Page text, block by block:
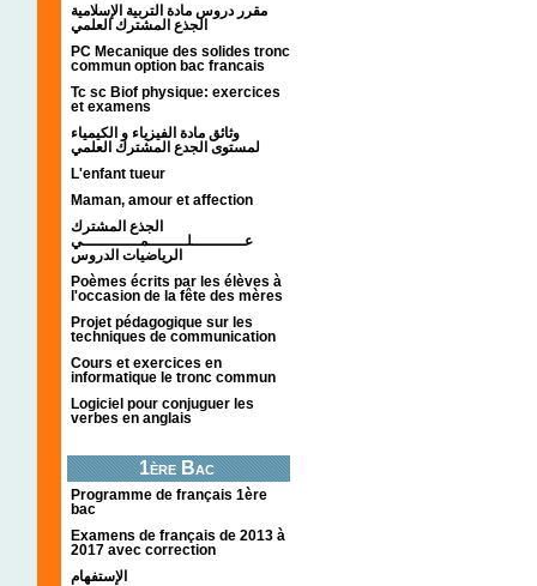
مقرر دروس مادة التربية الإسلامية
الجذع المشترك العلمي
PC Mecanique des solides tronc
commun option bac francais
Tc sc Biof physique: exercices
et examens
وثائق مادة الفيزياء و الكيمياء
L'enfant tueur
Maman, amour et affection
الجذع المشترك
عـــــــــــلــــــــمــــــــــــي
الرياضيات الدروس
Poèmes écrits par les élèves à
l'occasion de la fête des mères
Projet pédagogique sur les
techniques de communication
Cours et exercices en
informatique le tronc commun
Logiciel pour conjuguer les
verbes en anglais
1ère Bac
Programme de français 1ère
bac
Examens de français de 2013 à
2017 avec correction
الإستفهام